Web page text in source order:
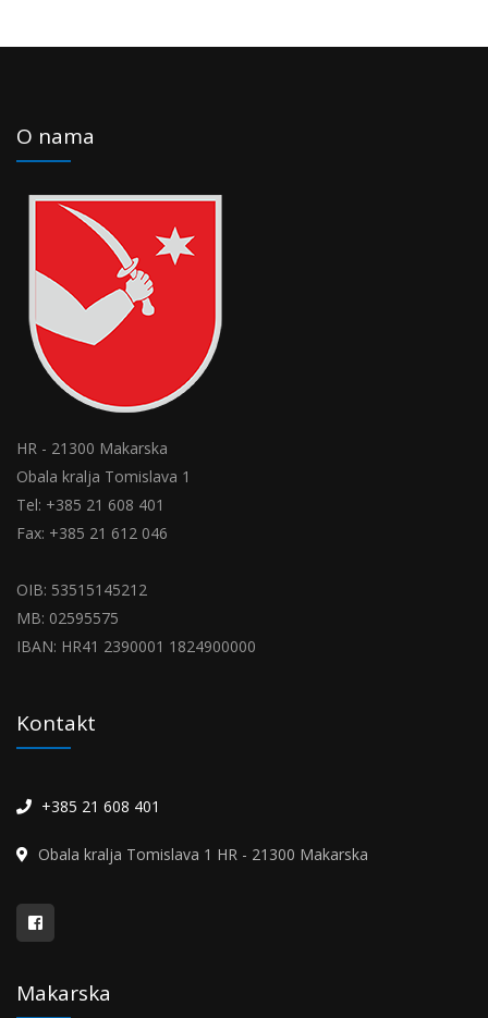
O nama
HR - 21300 Makarska
Obala kralja Tomislava 1
Tel: +385 21 608 401
Fax: +385 21 612 046
OIB: 53515145212
MB: 02595575
IBAN: HR41 2390001 1824900000
Kontakt
+385 21 608 401
Obala kralja Tomislava 1 HR - 21300 Makarska
Makarska